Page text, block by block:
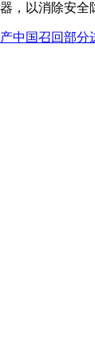
，以消除安全